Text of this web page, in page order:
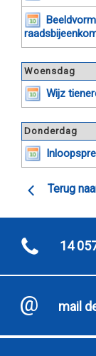
Woensdag
Wijz
Donderdag
Terug
14
mail